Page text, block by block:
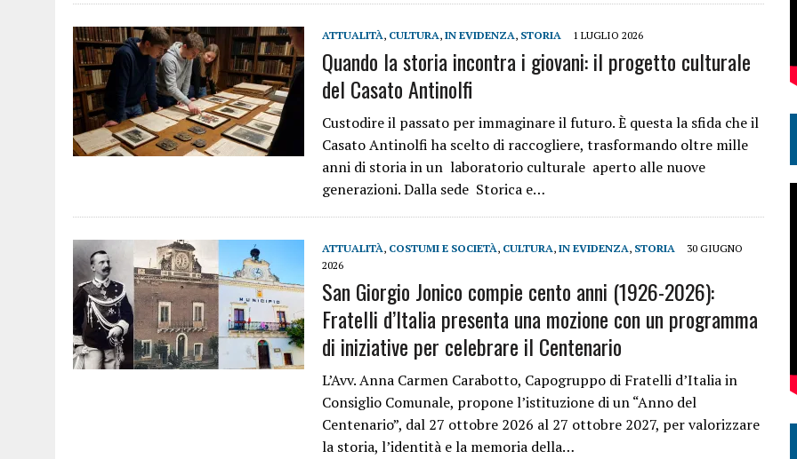
ATTUALITÀ, CULTURA, IN EVIDENZA, STORIA 1 LUGLIO 2026
Quando la storia incontra i giovani: il progetto culturale
del Casato Antinolfi
Custodire il passato per immaginare il futuro. È questa la sfida che il
Casato Antinolfi ha scelto di raccogliere, trasformando oltre mille
anni di storia in un laboratorio culturale aperto alle nuove
generazioni. Dalla sede Storica e…
ATTUALITÀ, COSTUMI E SOCIETÀ, CULTURA, IN EVIDENZA, STORIA
30 GIUGNO
2026
San Giorgio Jonico compie cento anni (1926-2026):
Fratelli d’Italia presenta una mozione con un programma
di iniziative per celebrare il Centenario
L’Avv. Anna Carmen Carabotto, Capogruppo di Fratelli d’Italia in
Consiglio Comunale, propone l’istituzione di un “Anno del
Centenario”, dal 27 ottobre 2026 al 27 ottobre 2027, per valorizzare
la storia, l’identità e la memoria della…